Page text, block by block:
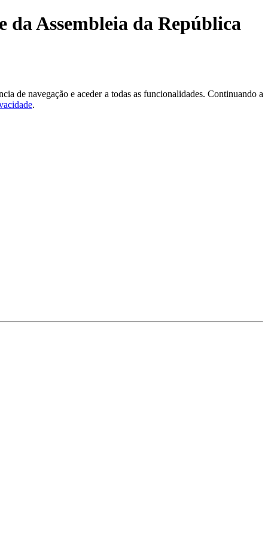
da Assembleia da República
de navegação e aceder a todas as funcionalidades. Continuando a
.